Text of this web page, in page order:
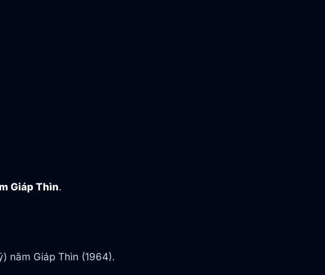
Giáp Thìn.
năm Giáp Thìn (1964).